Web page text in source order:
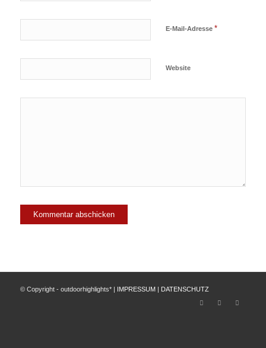
E-Mail-Adresse *
Website
© Copyright - outdoorhighlights* | IMPRESSUM DATENSCHUTZ